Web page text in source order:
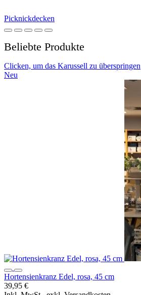
Picknickdecken
Beliebte Produkte
Clicken, um das Karussell zu überspringen
Neu
Hortensienkranz Edel, rosa, 45 cm
39,95 €